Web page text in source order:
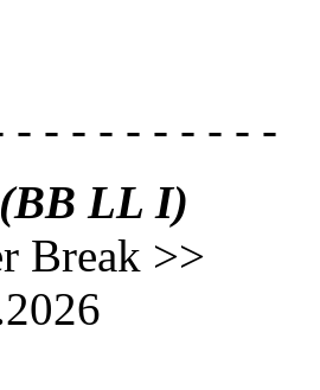
- - - - - - - - - -
LL I)
Break >>